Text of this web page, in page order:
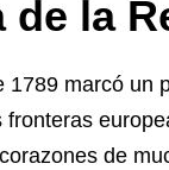
de la
1789 marcó un
de